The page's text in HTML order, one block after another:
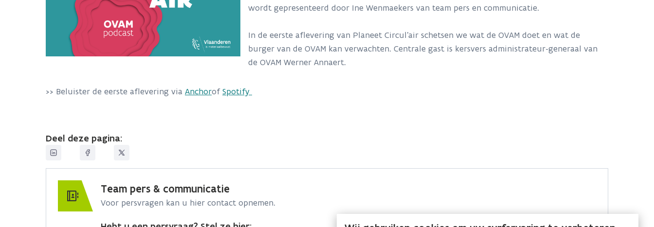
wordt gepresenteerd door Ine Wenmaekers van team pers en communicatie.
In de eerste aflevering van Planeet Circul'air schetsen we wat de OVAM doet en wat de
burger van de OVAM kan verwachten. Centrale gast is kersvers administrateur-generaal van
de OVAM Werner Annaert.
>> Beluister de eerste aflevering via AnchorofSpotify
Deel deze pagina:
Team pers & communicatie
Voor persvragen kan u hier contact opnemen.